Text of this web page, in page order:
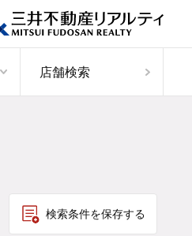
店舗検索
検索条件を保存する